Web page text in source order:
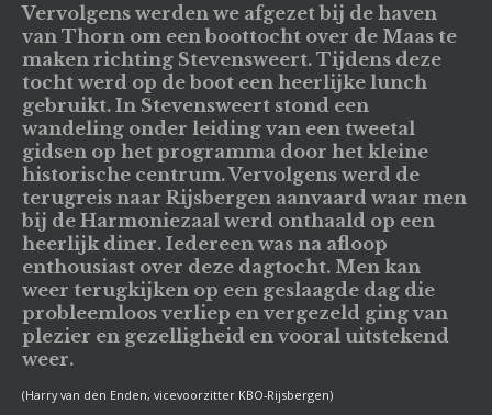
Vervolgens werden we afgezet bij de haven
van Thorn om een boottocht over de Maas te
maken richting Stevensweert. Tijdens deze
tocht werd op de boot een heerlijke lunch
gebruikt. In Stevensweert stond een
wandeling onder leiding van een tweetal
gidsen op het programma door het kleine
historische centrum. Vervolgens werd de
terugreis naar Rijsbergen aanvaard waar men
bij de Harmoniezaal werd onthaald op een
heerlijk diner. Iedereen was na afloop
enthousiast over deze dagtocht. Men kan
weer terugkijken op een geslaagde dag die
probleemloos verliep en vergezeld ging van
plezier en gezelligheid en vooral uitstekend
weer.
(Harry van den Enden, vicevoorzitter KBO-Rijsbergen)